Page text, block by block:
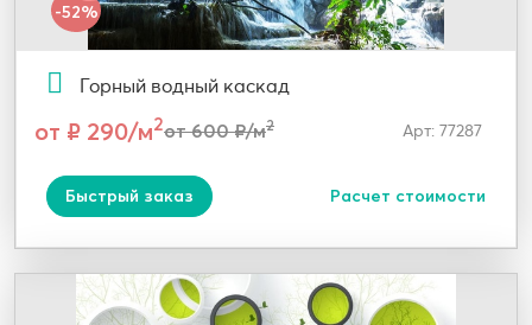
-52%
Горный водный каскад
от ₽ 290/м2от 600 ₽/м2 Арт: 77287
Быстрый заказ Расчет стоимости